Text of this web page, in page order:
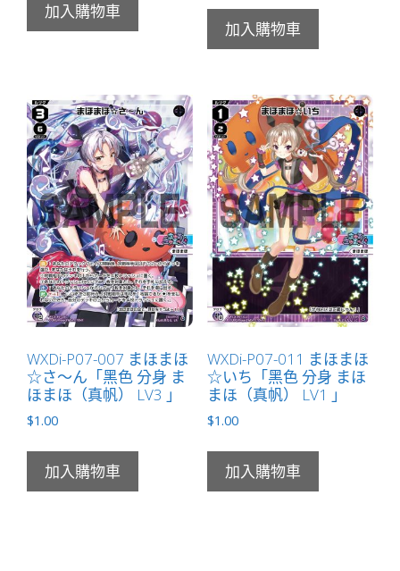
加入購物車
加入購物車
WXDi-P07-007 まほまほ
☆さ～ん「黑色 分身 ま
ほまほ（真帆） LV3 」
$1.00
加入購物車
WXDi-P07-011 まほまほ
☆いち「黑色 分身 まほ
まほ（真帆） LV1 」
$1.00
加入購物車